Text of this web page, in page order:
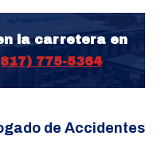
la carretera en
775-5364
de Accidentes